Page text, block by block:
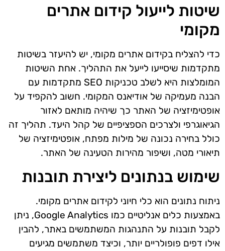
שיטות לייעול קידום אתרים
מקומי
כדי להצליח בקידום אתרים מקומי, יש להיעזר בשיטות
מתקדמות שיסייעו לייעל את התהליך. אחת השיטות
המומלצות היא לשלב טכניקות SEO מתקדמות עם
הבנה מעמיקה של אודיאנס המקומי. חשוב להקפיד על
אופטימיזציה של האתר כך שיהיה מותאם לאזור
הגיאוגרפי ולצרכים הספציפיים של קהל היעד. תהליך זה
כולל בחירה נכונה של מילות מפתח, אופטימיזציה של
תיאורי מטה, ושיפור מהירות הטעינה של האתר.
שימוש בנתונים ליצירת תובנות
ניתוח נתונים הוא כלי חיוני לקידום אתרים מקומי.
באמצעות כלים אנליטיים כמו Google Analytics, ניתן
לקבל תובנות על התנהגות המשתמשים באתר, להבין
אילו דפים פופולריים יותר, וכיצד משתמשים מגיעים